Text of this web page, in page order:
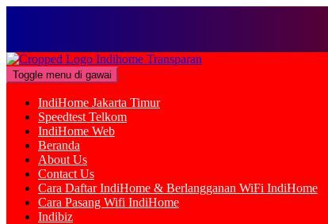
Loncat
ke
konten
Toggle menu di gawai
IndiHome Jakarta Timur
Speedtest Telkom
IndiHome Web
Beranda
About Us
Contact Us
Cara Daftar IndiHome & Berlangganan WiFi IndiHome
Cara Pasang Wifi IndiHome
Indibiz